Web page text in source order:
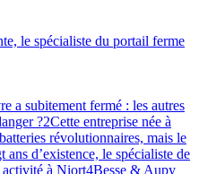
le spécialiste du portail ferme
a subitement fermé : les autres
?2Cette entreprise née à
révolutionnaires, mais le
ans d’existence, le spécialiste de
activité à Niort4Besse & Aupy